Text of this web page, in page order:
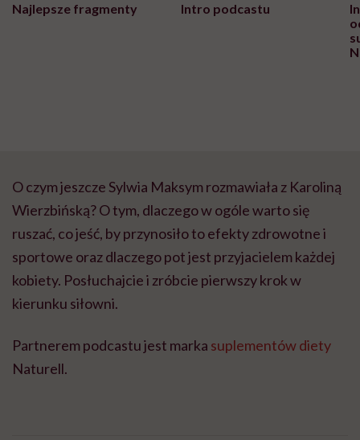
Najlepsze fragmenty Intro podcastu
O czym jeszcze Sylwia Maksym rozmawiała z Karoliną
Wierzbińską? O tym, dlaczego w ogóle warto się
ruszać, co jeść, by przynosiło to efekty zdrowotne i
sportowe oraz dlaczego pot jest przyjacielem każdej
kobiety. Posłuchajcie i zróbcie pierwszy krok w
kierunku siłowni.
Partnerem podcastu jest marka suplementów diety
Naturell.